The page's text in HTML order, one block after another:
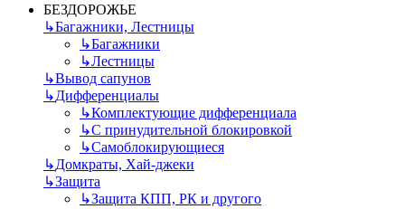
БЕЗДОРОЖЬЕ
↳Багажники, Лестницы
↳Багажники
↳Лестницы
↳Вывод сапунов
↳Дифференциалы
↳Комплектующие дифференциала
↳С принудительной блокировкой
↳Самоблокирующиеся
↳Домкраты, Хай-джеки
↳Защита
↳Защита КПП, РК и другого